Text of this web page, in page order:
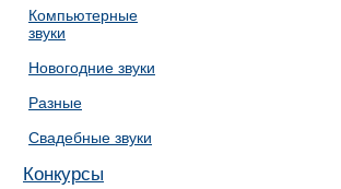
Компьютерные
звуки
Новогодние звуки
Разные
Свадебные звуки
Конкурсы